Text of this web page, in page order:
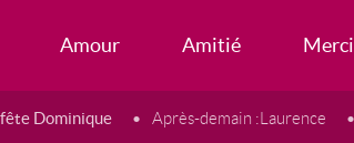
Amour Amitié Merci
Dominique Après-demain :Laurence